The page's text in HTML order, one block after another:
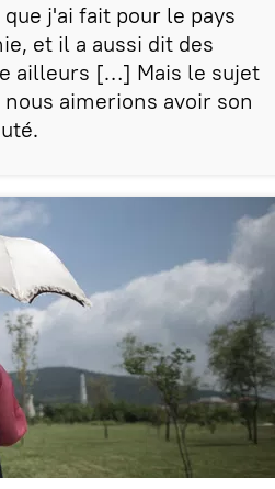
j'ai fait pour le pays
et il a aussi dit des
ailleurs […] Mais le sujet
aimerions avoir son